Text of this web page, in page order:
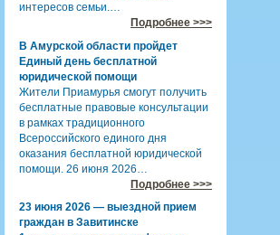
интересов семьи.…
Подробнее >>>
В Амурской области пройдет
Единый день бесплатной
юридической помощи
Жители Приамурья смогут получить
бесплатные правовые консультации
в рамках традиционного
Всероссийского единого дня
оказания бесплатной юридической
помощи. 26 июня 2026…
Подробнее >>>
23 июня 2026 — выездной прием
граждан в Завитинске